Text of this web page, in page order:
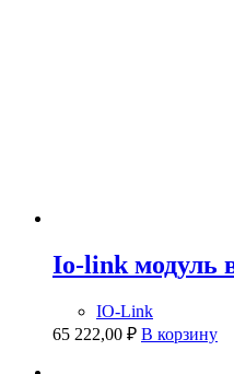
Io-link модуль
IO-Link
65 222,00 ₽ В корзину